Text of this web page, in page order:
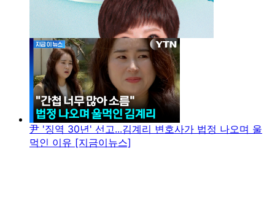
尹 '징역 30년' 선고...김계리 변호사가 법정 나오며 울
먹인 이유 [지금이뉴스]